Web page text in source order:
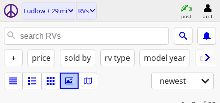
Ludlow ± 29 mi RVs
post acct
+ price sold by rv type model year
newest